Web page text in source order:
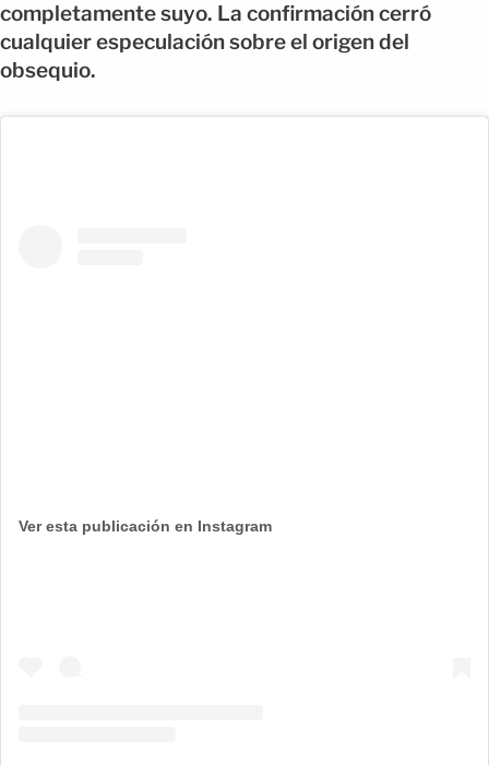
completamente suyo. La confirmación cerró
cualquier especulación sobre el origen del
obsequio.
Ver esta publicación en Instagram